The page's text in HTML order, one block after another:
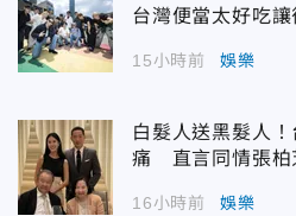
台灣便當太好吃
15小時前 娛樂
白髮人送黑髮人
痛 直言同情張柏
16小時前 娛樂